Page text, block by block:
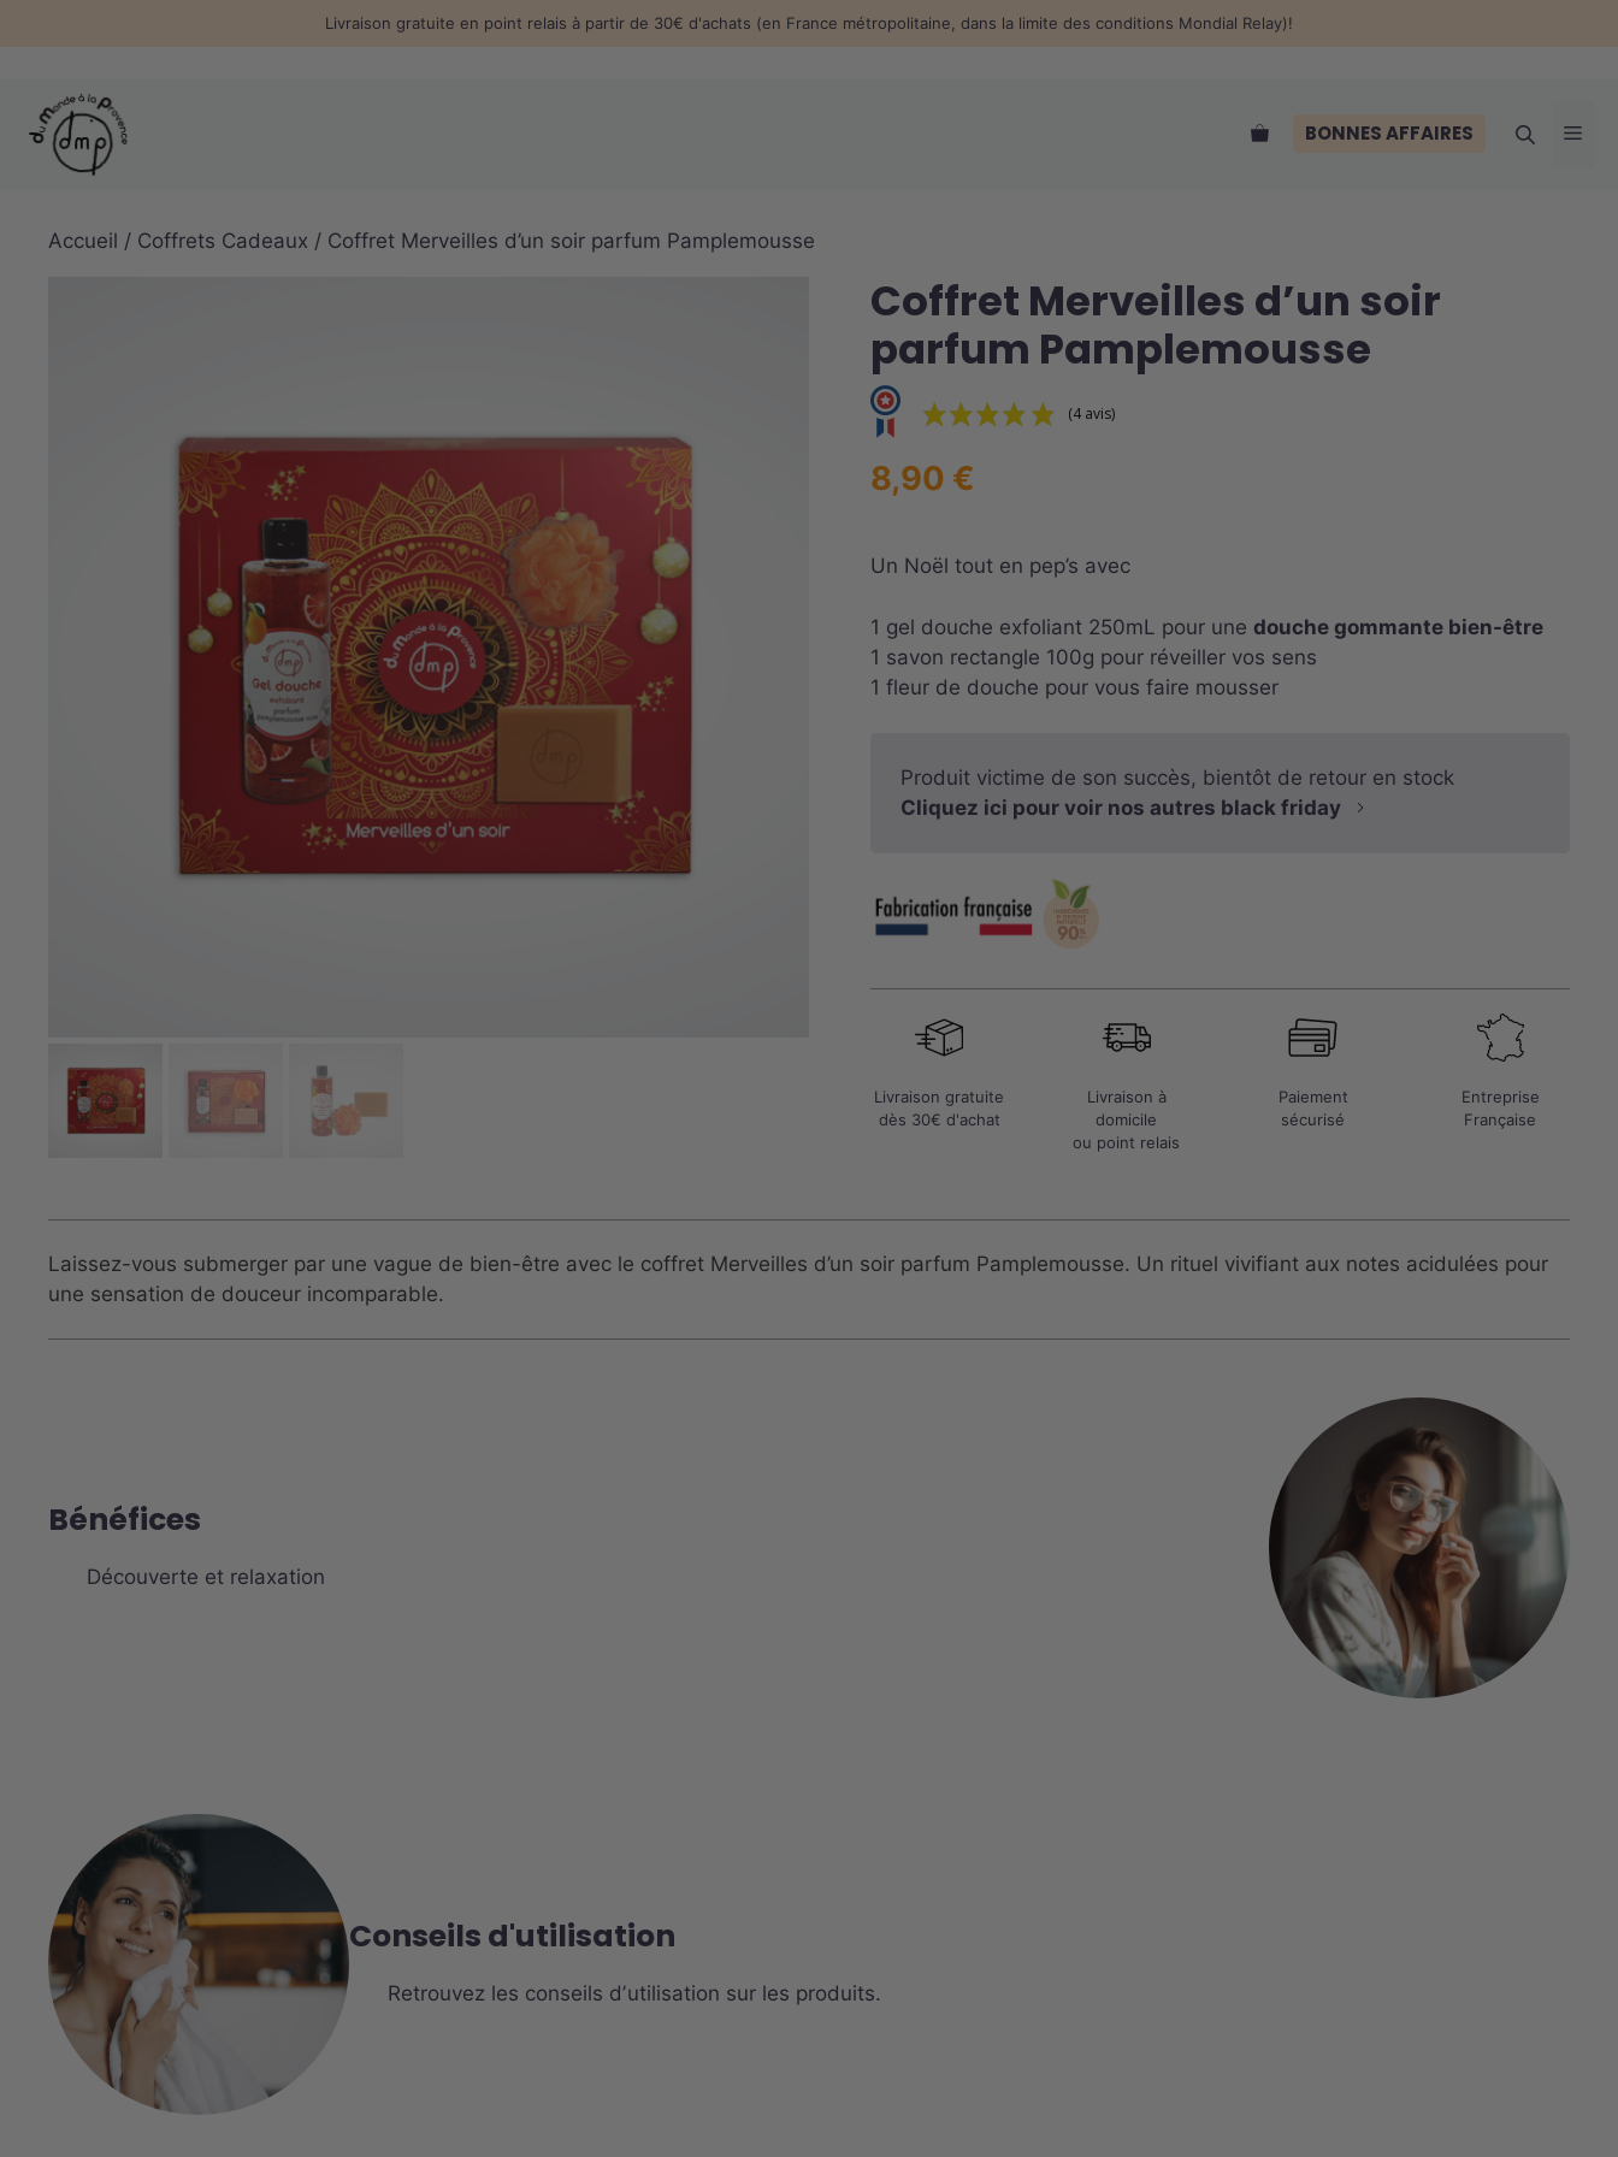
Livraison gratuite en point relais à partir de 30€ d'achats (en France métropolitaine, dans la limite des conditions Mondial Relay)!
BONNES AFFAIRES
Accueil / Coffrets Cadeaux / Coffret Merveilles d’un soir parfum Pamplemousse
Coffret Merveilles d’un soir
parfum Pamplemousse
(4 avis)
8,90 €
Un Noël tout en pep’s avec
1 gel douche exfoliant 250mL pour une douche gommante bien-être
1 savon rectangle 100g pour réveiller vos sens
1 fleur de douche pour vous faire mousser
Produit victime de son succès, bientôt de retour en stock
Cliquez ici pour voir nos autres black friday
Livraison gratuite
dès 30€ d'achat
Livraison à
domicile
ou point relais
Paiement
sécurisé
Entreprise
Française
Laissez-vous submerger par une vague de bien-être avec le coffret Merveilles d’un soir parfum Pamplemousse. Un rituel vivifiant aux notes acidulées pour
une sensation de douceur incomparable.
Bénéfices
Découverte et relaxation
Conseils d'utilisation
Retrouvez les conseils dʼutilisation sur les produits.